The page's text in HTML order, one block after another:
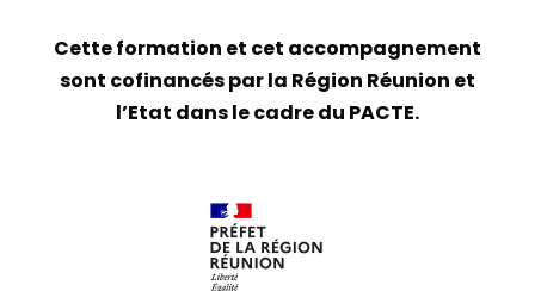
Cette formation et cet accompagnement
sont cofinancés par la Région Réunion et
l’Etat dans le cadre du PACTE.